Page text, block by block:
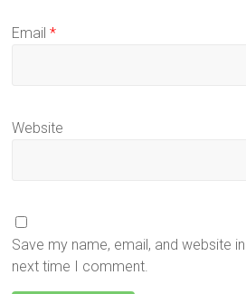
Email*
Website
Save my name, email, and website
next time I comment.